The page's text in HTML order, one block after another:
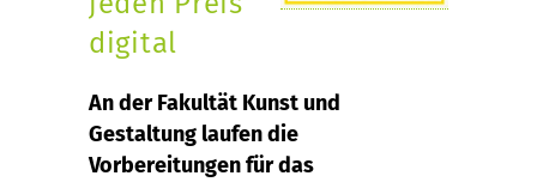
digital
An der Fakultät Kunst und
Gestaltung laufen die
Vorbereitungen für das